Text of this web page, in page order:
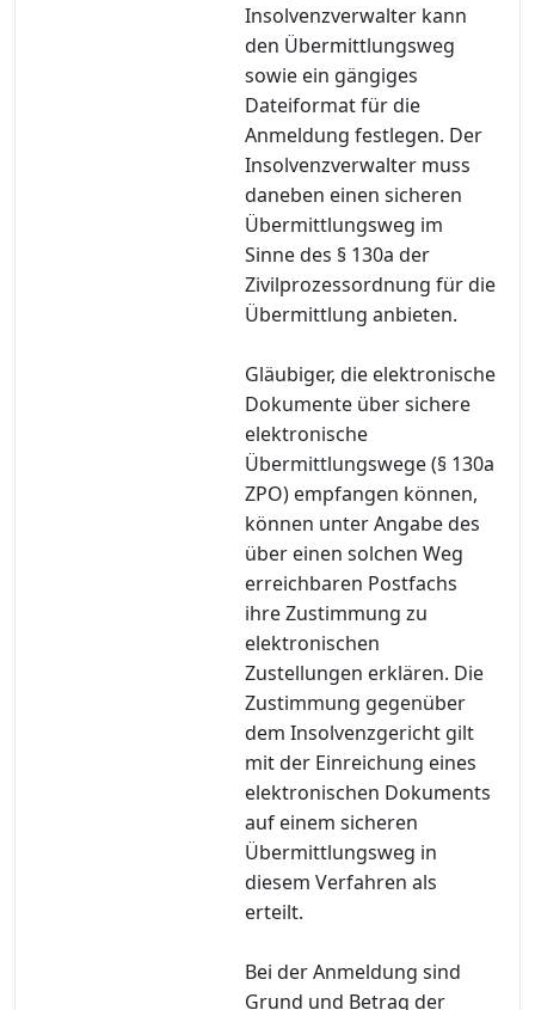
Insolvenzverwalter kann
den Übermittlungsweg
sowie ein gängiges
Dateiformat für die
Anmeldung festlegen. Der
Insolvenzverwalter muss
daneben einen sicheren
Übermittlungsweg im
Sinne des § 130a der
Zivilprozessordnung für die
Übermittlung anbieten.
Gläubiger, die elektronische
Dokumente über sichere
elektronische
Übermittlungswege (§ 130a
ZPO) empfangen können,
können unter Angabe des
über einen solchen Weg
erreichbaren Postfachs
ihre Zustimmung zu
elektronischen
Zustellungen erklären. Die
Zustimmung gegenüber
dem Insolvenzgericht gilt
mit der Einreichung eines
elektronischen Dokuments
auf einem sicheren
Übermittlungsweg in
diesem Verfahren als
erteilt.
Bei der Anmeldung sind
Grund und Betrag der